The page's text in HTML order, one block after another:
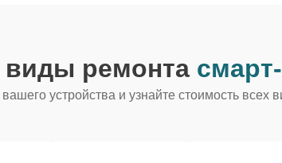
виды ремонта
устройства и узнайте стоимость всех